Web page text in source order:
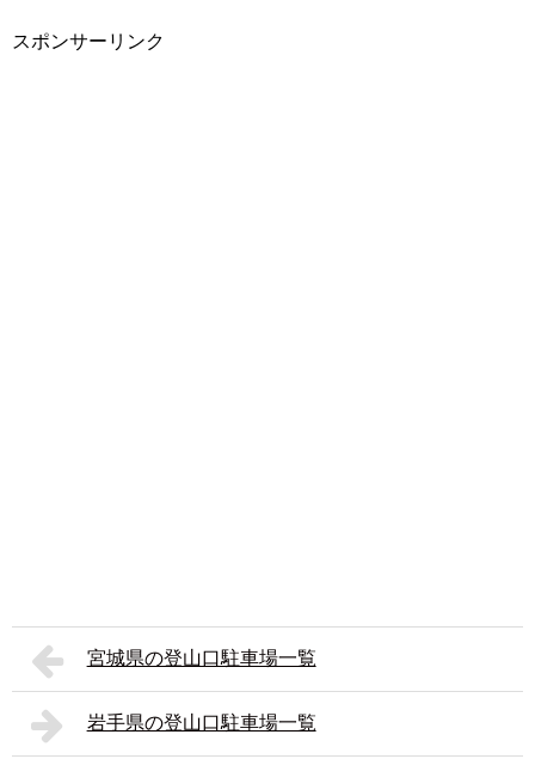
スポンサーリンク
宮城県の登山口駐車場一覧
岩手県の登山口駐車場一覧